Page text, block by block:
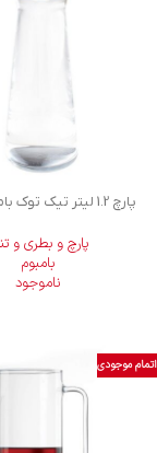
پارچ 1.2 لیتر تیک توک بامبوم B3191
پارچ و بطری و
بامبوم
ناموجود
اتمام موجودی